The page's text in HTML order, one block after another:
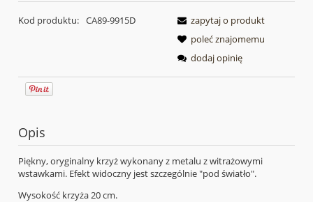
Kod produktu: CA89-9915D
zapytaj o produkt
poleć znajomemu
dodaj opinię
Opis
Piękny, oryginalny krzyż wykonany z metalu z witrażowymi
wstawkami. Efekt widoczny jest szczególnie "pod światło".
Wysokość krzyża 20 cm.